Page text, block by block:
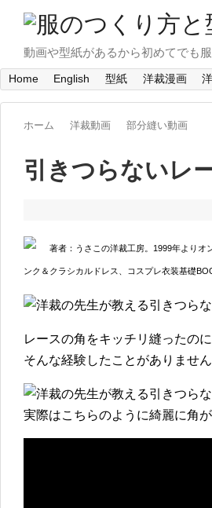
動画や型紙があるから初めてでも
Home English 型紙 洋裁漫画
ホーム 洋裁動画 部分縫い動画
引きつらないレ
著者：うさこの洋裁工房。1999年よりオ
ンク＆クラシカルドレス、コスプレ衣装基礎
レースの角をキッチリ縫ったの
そんな経験したことがありません
実際はこちらのように綺麗に角